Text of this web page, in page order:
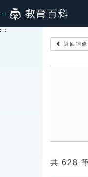
到
主
:::
:::
返回詞條
共 628